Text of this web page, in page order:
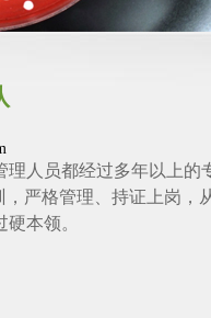
理人员都经过多年以上的
，严格管理、持证上岗，
本领。